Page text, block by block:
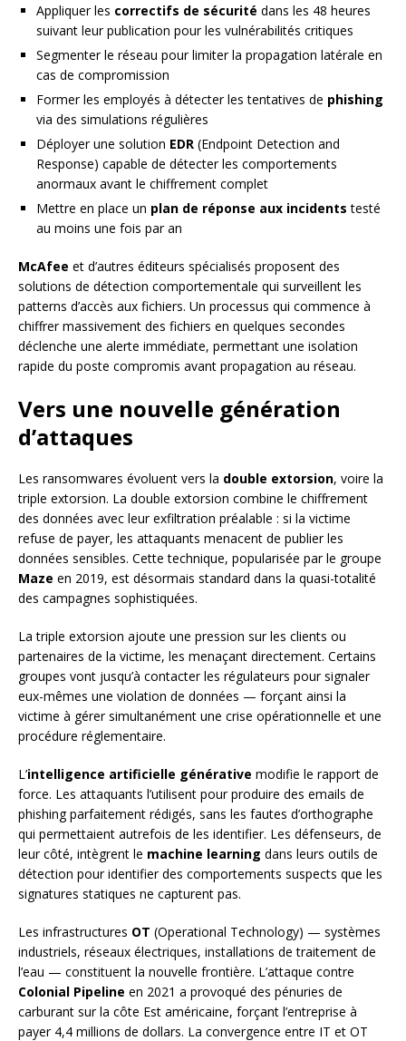
Appliquer les correctifs de sécurité dans les 48 heures
suivant leur publication pour les vulnérabilités critiques
Segmenter le réseau pour limiter la propagation latérale en
cas de compromission
Former les employés à détecter les tentatives de phishing
via des simulations régulières
Déployer une solution EDR (Endpoint Detection and
Response) capable de détecter les comportements
anormaux avant le chiffrement complet
Mettre en place un plan de réponse aux incidents testé
au moins une fois par an
McAfee et d’autres éditeurs spécialisés proposent des
solutions de détection comportementale qui surveillent les
patterns d’accès aux fichiers. Un processus qui commence à
chiffrer massivement des fichiers en quelques secondes
déclenche une alerte immédiate, permettant une isolation
rapide du poste compromis avant propagation au réseau.
Vers une nouvelle génération
d’attaques
Les ransomwares évoluent vers la double extorsion, voire la
triple extorsion. La double extorsion combine le chiffrement
des données avec leur exfiltration préalable : si la victime
refuse de payer, les attaquants menacent de publier les
données sensibles. Cette technique, popularisée par le groupe
Maze en 2019, est désormais standard dans la quasi-totalité
des campagnes sophistiquées.
La triple extorsion ajoute une pression sur les clients ou
partenaires de la victime, les menaçant directement. Certains
groupes vont jusqu’à contacter les régulateurs pour signaler
eux-mêmes une violation de données — forçant ainsi la
victime à gérer simultanément une crise opérationnelle et une
procédure réglementaire.
L’intelligence artificielle générative modifie le rapport de
force. Les attaquants l’utilisent pour produire des emails de
phishing parfaitement rédigés, sans les fautes d’orthographe
qui permettaient autrefois de les identifier. Les défenseurs, de
leur côté, intègrent le machine learning dans leurs outils de
détection pour identifier des comportements suspects que les
signatures statiques ne capturent pas.
Les infrastructures OT (Operational Technology) — systèmes
industriels, réseaux électriques, installations de traitement de
l’eau — constituent la nouvelle frontière. L’attaque contre
Colonial Pipeline en 2021 a provoqué des pénuries de
carburant sur la côte Est américaine, forçant l’entreprise à
payer 4,4 millions de dollars. La convergence entre IT et OT